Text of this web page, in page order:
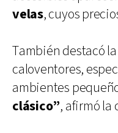
velas, cuyos
También destacó
caloventores,
ambientes
clásico”, afirmó la